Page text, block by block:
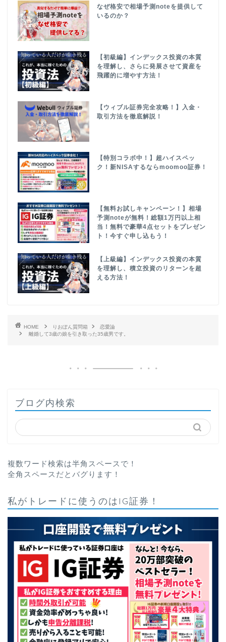
なぜ格安で相場予測noteを提供して
いるのか？
【初級編】インデックス投資の本質
を理解し、さらに発展させて資産を
飛躍的に増やす方法！
【ウィブル証券完全攻略！】入金・
取引方法を徹底解説！
【特別コラボ中！】超ハイスペッ
ク！新NISAするならmoomoo証券！
【無料お試しキャンペーン！】相場
予測noteが無料！総額1万円以上相
当！無料で豪華4点セットをプレゼン
ト！今すぐ申し込もう！
【上級編】インデックス投資の本質
を理解し、積立投資のリターンを超
える方法！
HOME りおぽん質問箱
恋愛論
離婚して3歳の娘を引き取った35歳男です。
ブログ内検索
複数ワード検索は半角スペースで！
全角スペースだとバグります！
私がトレードに使うのはIG証券！